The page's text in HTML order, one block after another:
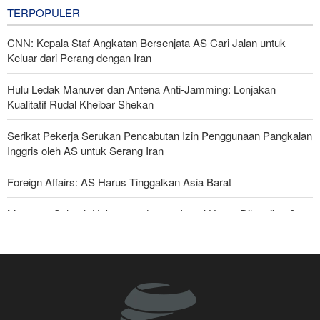
TERPOPULER
CNN: Kepala Staf Angkatan Bersenjata AS Cari Jalan untuk
Keluar dari Perang dengan Iran
Hulu Ledak Manuver dan Antena Anti-Jamming: Lonjakan
Kualitatif Rudal Kheibar Shekan
Serikat Pekerja Serukan Pencabutan Izin Penggunaan Pangkalan
Inggris oleh AS untuk Serang Iran
Foreign Affairs: AS Harus Tinggalkan Asia Barat
Mengapa Seluruh Hubungan dengan Israel Harus Dihentikan?
Anggota Senior Ansarullah: Pernyataan DK PBB Tidak Layak